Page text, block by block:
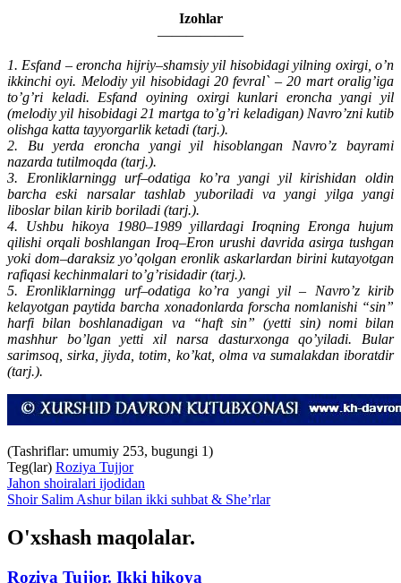
Izohlar
——————
1. Esfand – eroncha hijriy–shamsiy yil hisobidagi yilning oxirgi, o’n
ikkinchi oyi. Melodiy yil hisobidagi 20 fevral` – 20 mart oralig’iga
to’g’ri keladi. Esfand oyining oxirgi kunlari eroncha yangi yil
(melodiy yil hisobidagi 21 martga to’g’ri keladigan) Navro’zni kutib
olishga katta tayyorgarlik ketadi (tarj.).
2. Bu yerda eroncha yangi yil hisoblangan Navro’z bayrami
nazarda tutilmoqda (tarj.).
3. Eronliklarningg urf–odatiga ko’ra yangi yil kirishidan oldin
barcha eski narsalar tashlab yuboriladi va yangi yilga yangi
liboslar bilan kirib boriladi (tarj.).
4. Ushbu hikoya 1980–1989 yillardagi Iroqning Eronga hujum
qilishi orqali boshlangan Iroq–Eron urushi davrida asirga tushgan
yoki dom–daraksiz yo’qolgan eronlik askarlardan birini kutayotgan
rafiqasi kechinmalari to’g’risidadir (tarj.).
5. Eronliklarningg urf–odatiga ko’ra yangi yil – Navro’z kirib
kelayotgan paytida barcha xonadonlarda forscha nomlanishi “sin”
harfi bilan boshlanadigan va “haft sin” (yetti sin) nomi bilan
mashhur bo’lgan yetti xil narsa dasturxonga qo’yiladi. Bular
sarimsoq, sirka, jiyda, totim, ko’kat, olma va sumalakdan iboratdir
(tarj.).
(Tashriflar: umumiy 253, bugungi 1)
Teg(lar) Roziya Tujjor
Jahon shoiralari ijodidan
Shoir Salim Ashur bilan ikki suhbat & She’rlar
O'xshash maqolalar.
Roziya Tujjor. Ikki hikoya